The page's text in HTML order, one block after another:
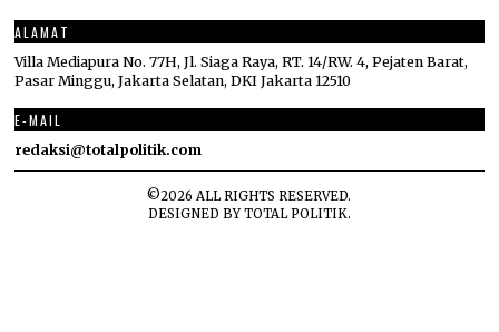
ALAMAT
Villa Mediapura No. 77H, Jl. Siaga Raya, RT. 14/RW. 4, Pejaten Barat,
Pasar Minggu, Jakarta Selatan, DKI Jakarta 12510
E-MAIL
redaksi@totalpolitik.com
©2026 ALL RIGHTS RESERVED.
DESIGNED BYTOTAL POLITIK.